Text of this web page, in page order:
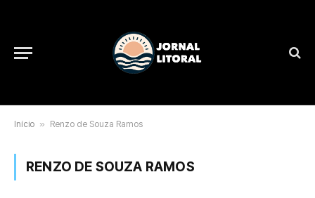
Início » Renzo de Souza Ramos
RENZO DE SOUZA RAMOS